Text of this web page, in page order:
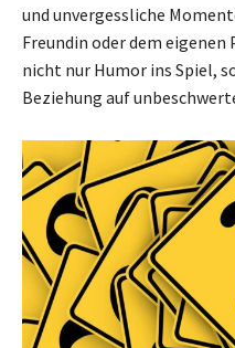
und unvergessliche
Freundin oder dem eigenen
nicht nur Humor ins Spiel,
Beziehung auf